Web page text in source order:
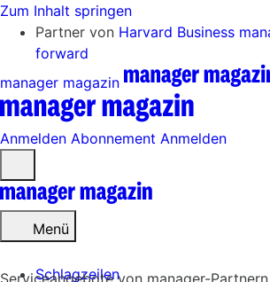
Zum Inhalt springen
Partner von Harvard Business
forward
manager magazin
Anmelden Abonnement Anmelden
öffnen
Menü
Schlagzeilen
Serviceangebote von manager-Partnern